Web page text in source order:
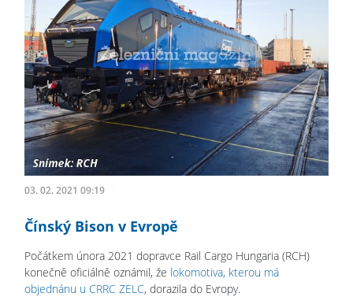
03. 02. 2021 09:19
Čínský Bison v Evropě
Počátkem února 2021 dopravce Rail Cargo Hungaria (RCH)
konečně oficiálně oznámil, že lokomotiva, kterou má
objednánu u CRRC ZELC, dorazila do Evropy.